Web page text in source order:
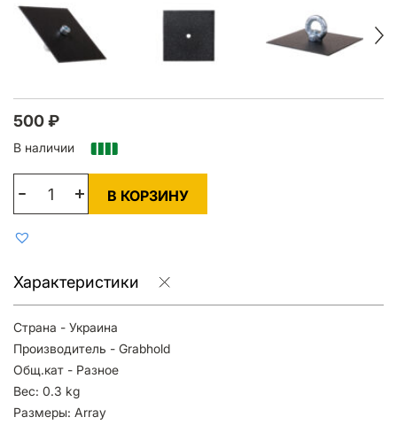
500₽
В наличии
В КОРЗИНУ
Характеристики
Страна - Украина
Производитель - Grabhold
Общ.кат - Разное
Вес: 0.3 kg
Размеры: Array